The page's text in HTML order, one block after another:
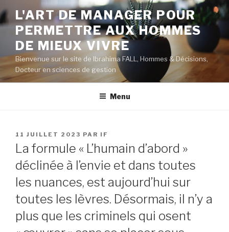
au
contenu
principal
L'ART DE MANAGER POUR
PERMETTRE AUX HOMMES
DE MIEUX VIVRE
Bienvenue sur le site de Ibrahima FALL, Hommes & Décisions,
Docteur en sciences de gestion
Menu
PUBLIÉ
LE
11 JUILLET 2023 PAR IF
La formule « L’humain d’abord »
déclinée à l’envie et dans toutes
les nuances, est aujourd’hui sur
toutes les lèvres. Désormais, il n’y a
plus que les criminels qui osent